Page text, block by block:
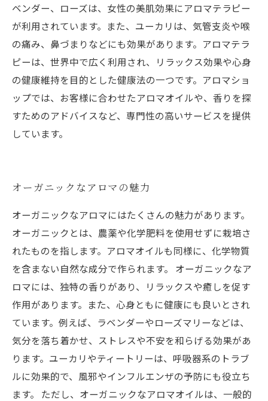
ベンダー、ローズは、女性の美肌効果にアロマテラピー
が利用されています。また、ユーカリは、気管支炎や喉
の痛み、鼻づまりなどにも効果があります。アロマテラ
ピーは、世界中で広く利用され、リラックス効果や心身
の健康維持を目的とした健康法の一つです。アロマショ
ップでは、お客様に合わせたアロマオイルや、香りを探
すためのアドバイスなど、専門性の高いサービスを提供
しています。
オーガニックなアロマの魅力
オーガニックなアロマにはたくさんの魅力があります。
オーガニックとは、農薬や化学肥料を使用せずに栽培さ
れたものを指します。アロマオイルも同様に、化学物質
を含まない自然な成分で作られます。 オーガニックなア
ロマには、独特の香りがあり、リラックスや癒しを促す
作用があります。また、心身ともに健康にも良いとされ
ています。例えば、ラベンダーやローズマリーなどは、
気分を落ち着かせ、ストレスや不安を和らげる効果があ
ります。ユーカリやティートリーは、呼吸器系のトラブ
ルに効果的で、風邪やインフルエンザの予防にも役立ち
ます。 ただし、オーガニックなアロマオイルは、一般的